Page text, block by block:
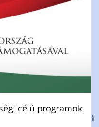
Neveléséért
Általános Iskola
célú programok